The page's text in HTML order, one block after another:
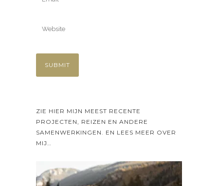
ZIE HIER MIJN MEEST RECENTE
PROJECTEN, REIZEN EN ANDERE
SAMENWERKINGEN. EN LEES MEER OVER
MIJ…